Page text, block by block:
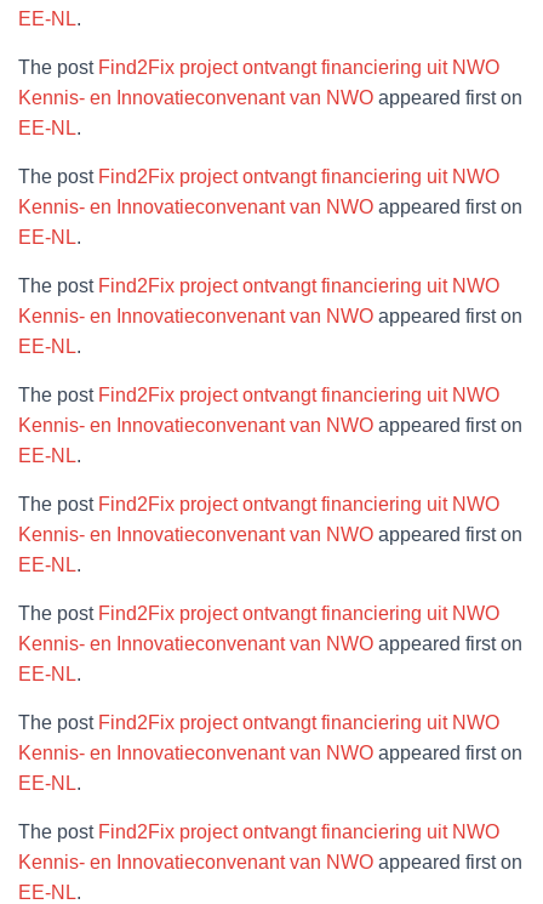
EE-NL.
The post Find2Fix project ontvangt financiering uit NWO
Kennis- en Innovatieconvenant van NWO appeared first on
EE-NL.
The post Find2Fix project ontvangt financiering uit NWO
Kennis- en Innovatieconvenant van NWO appeared first on
EE-NL.
The post Find2Fix project ontvangt financiering uit NWO
Kennis- en Innovatieconvenant van NWO appeared first on
EE-NL.
The post Find2Fix project ontvangt financiering uit NWO
Kennis- en Innovatieconvenant van NWO appeared first on
EE-NL.
The post Find2Fix project ontvangt financiering uit NWO
Kennis- en Innovatieconvenant van NWO appeared first on
EE-NL.
The post Find2Fix project ontvangt financiering uit NWO
Kennis- en Innovatieconvenant van NWO appeared first on
EE-NL.
The post Find2Fix project ontvangt financiering uit NWO
Kennis- en Innovatieconvenant van NWO appeared first on
EE-NL.
The post Find2Fix project ontvangt financiering uit NWO
Kennis- en Innovatieconvenant van NWO appeared first on
EE-NL.